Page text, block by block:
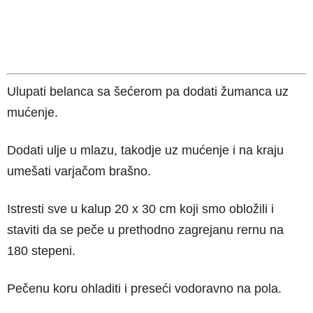
Ulupati belanca sa šećerom pa dodati žumanca uz
mućenje.
Dodati ulje u mlazu, takodje uz mućenje i na kraju
umešati varjačom brašno.
Istresti sve u kalup 20 x 30 cm koji smo obložili i
staviti da se peče u prethodno zagrejanu rernu na
180 stepeni.
Pečenu koru ohladiti i preseći vodoravno na pola.